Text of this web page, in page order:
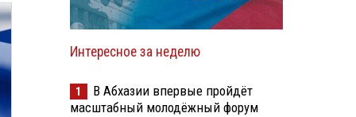
Интересное за неделю
1
В Абхазии впервые пройдёт
масштабный молодёжный форум